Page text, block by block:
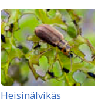
Heisinälvikäs